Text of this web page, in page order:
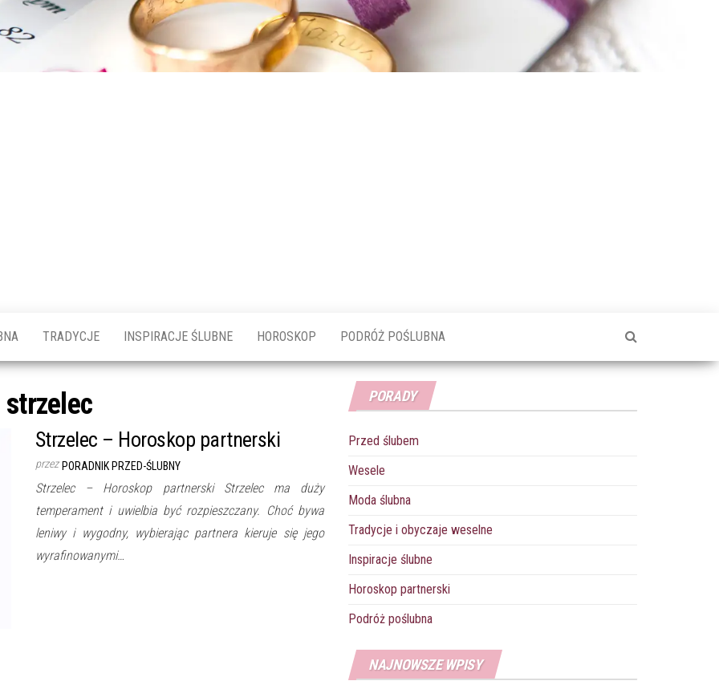
TRADYCJE INSPIRACJE ŚLUBNE HOROSKOP PODRÓŻ POŚLUBNA
strzelec
Strzelec – Horoskop partnerski
przez PORADNIK PRZED-ŚLUBNY
Strzelec – Horoskop partnerski Strzelec ma duży
temperament i uwielbia być rozpieszczany. Choć bywa
leniwy i wygodny, wybierając partnera kieruje się jego
wyrafinowanymi…
PORADY
Przed ślubem
Wesele
Moda ślubna
Tradycje i obyczaje weselne
Inspiracje ślubne
Horoskop partnerski
Podróż poślubna
NAJNOWSZE WPISY